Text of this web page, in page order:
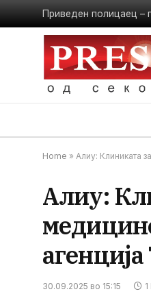
Приведен полицаец –
Home » Алиу: Клиниката
Алиу:
30.09.2025 во 15:15